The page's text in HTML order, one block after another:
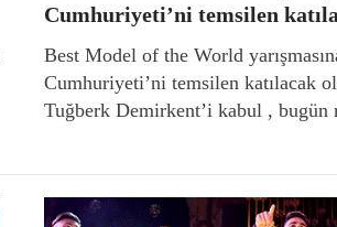
Cumhuriyeti’ni temsilen
Best Model of the World
Cumhuriyeti’ni temsilen katılacak
Tuğberk Demirkent’i kabul , bugün